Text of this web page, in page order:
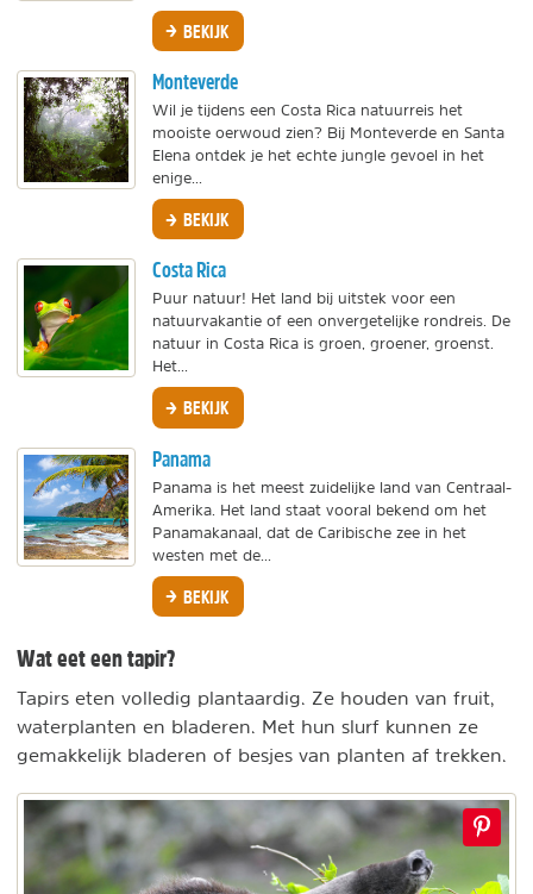
BEKIJK
Monteverde
Wil je tijdens een Costa Rica natuurreis het
mooiste oerwoud zien? Bij Monteverde en Santa
Elena ontdek je het echte jungle gevoel in het
enige...
BEKIJK
Costa Rica
Puur natuur! Het land bij uitstek voor een
natuurvakantie of een onvergetelijke rondreis. De
natuur in Costa Rica is groen, groener, groenst.
Het...
BEKIJK
Panama
Panama is het meest zuidelijke land van Centraal-
Amerika. Het land staat vooral bekend om het
Panamakanaal, dat de Caribische zee in het
westen met de...
BEKIJK
Wat eet een tapir?
Tapirs eten volledig plantaardig. Ze houden van fruit,
waterplanten en bladeren. Met hun slurf kunnen ze
gemakkelijk bladeren of besjes van planten af trekken.